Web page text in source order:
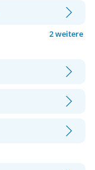
2 weitere